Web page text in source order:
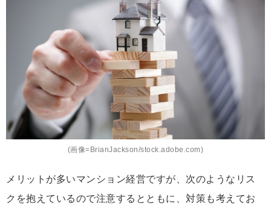
(画像=BrianJackson/stock.adobe.com)
メリットが多いマンション経営ですが、次のようなリス
クを抱えているので注意するとともに、対策も考えてお